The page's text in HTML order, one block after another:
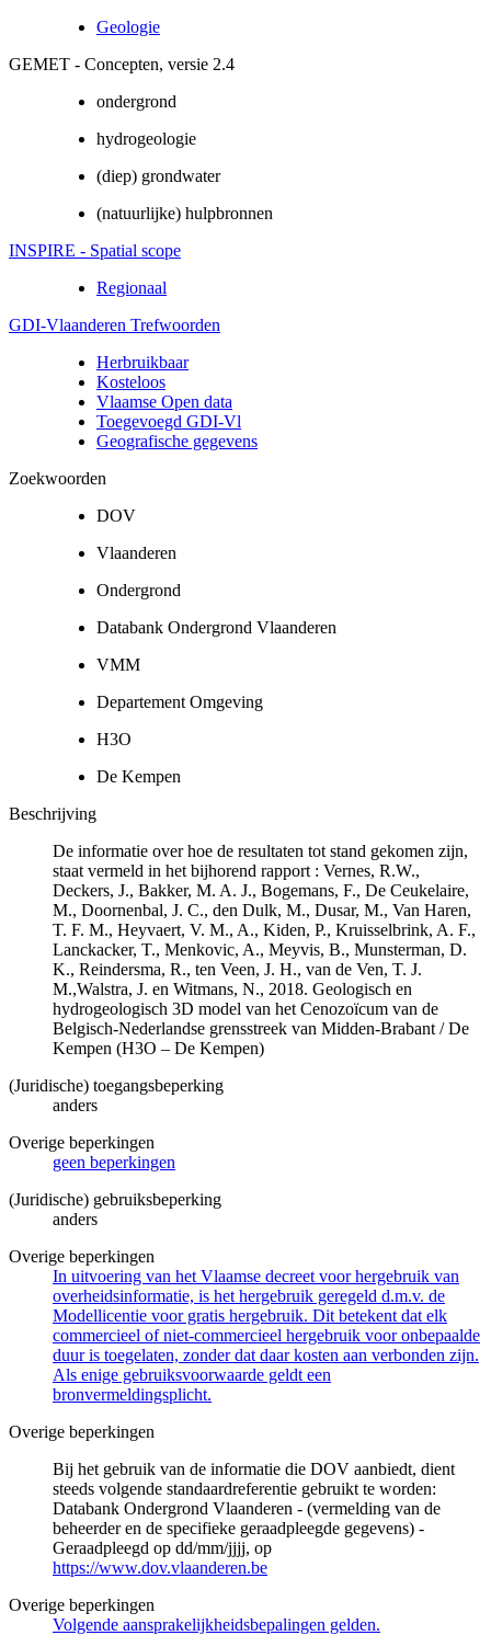
Geologie
GEMET - Concepten, versie 2.4
ondergrond
hydrogeologie
(diep) grondwater
(natuurlijke) hulpbronnen
INSPIRE - Spatial scope
Regionaal
GDI-Vlaanderen Trefwoorden
Herbruikbaar
Kosteloos
Vlaamse Open data
Toegevoegd GDI-Vl
Geografische gegevens
Zoekwoorden
DOV
Vlaanderen
Ondergrond
Databank Ondergrond Vlaanderen
VMM
Departement Omgeving
H3O
De Kempen
Beschrijving
De informatie over hoe de resultaten tot stand gekomen zijn,
staat vermeld in het bijhorend rapport : Vernes, R.W.,
Deckers, J., Bakker, M. A. J., Bogemans, F., De Ceukelaire,
M., Doornenbal, J. C., den Dulk, M., Dusar, M., Van Haren,
T. F. M., Heyvaert, V. M., A., Kiden, P., Kruisselbrink, A. F.,
Lanckacker, T., Menkovic, A., Meyvis, B., Munsterman, D.
K., Reindersma, R., ten Veen, J. H., van de Ven, T. J.
M.,Walstra, J. en Witmans, N., 2018. Geologisch en
hydrogeologisch 3D model van het Cenozoïcum van de
Belgisch-Nederlandse grensstreek van Midden-Brabant / De
Kempen (H3O – De Kempen)
(Juridische) toegangsbeperking
anders
Overige beperkingen
geen beperkingen
(Juridische) gebruiksbeperking
anders
Overige beperkingen
In uitvoering van het Vlaamse decreet voor hergebruik van
overheidsinformatie, is het hergebruik geregeld d.m.v. de
Modellicentie voor gratis hergebruik. Dit betekent dat elk
commercieel of niet-commercieel hergebruik voor onbepaalde
duur is toegelaten, zonder dat daar kosten aan verbonden zijn.
Als enige gebruiksvoorwaarde geldt een
bronvermeldingsplicht.
Overige beperkingen
Bij het gebruik van de informatie die DOV aanbiedt, dient
steeds volgende standaardreferentie gebruikt te worden:
Databank Ondergrond Vlaanderen - (vermelding van de
beheerder en de specifieke geraadpleegde gegevens) -
Geraadpleegd op dd/mm/jjjj, op
https://www.dov.vlaanderen.be
Overige beperkingen
Volgende aansprakelijkheidsbepalingen gelden.